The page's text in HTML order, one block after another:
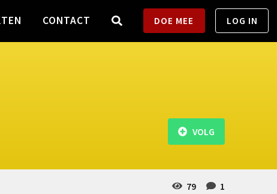
CONTACT DOE MEE LOG IN
79 1
VOLG